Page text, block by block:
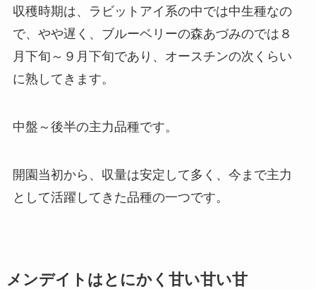
収穫時期は、ラビットアイ系の中では中生種なの
で、やや遅く、ブルーベリーの森あづみのでは８
月下旬～９月下旬であり、オースチンの次くらい
に熟してきます。
中盤～後半の主力品種です。
開園当初から、収量は安定して多く、今まで主力
として活躍してきた品種の一つです。
メンデイトはとにかく甘い甘い甘